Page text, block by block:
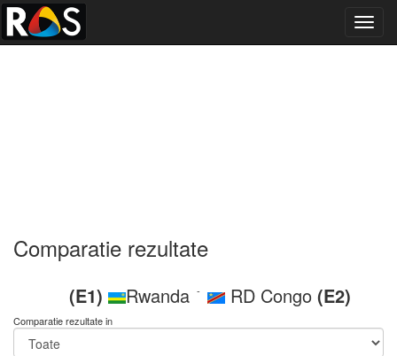
Comparatie rezultate
(E1) Rwanda - RD Congo (E2)
Comparatie rezultate in